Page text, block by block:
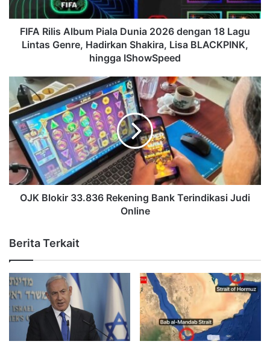
FIFA Rilis Album Piala Dunia 2026 dengan 18 Lagu
Lintas Genre, Hadirkan Shakira, Lisa BLACKPINK,
hingga IShowSpeed
OJK Blokir 33.836 Rekening Bank Terindikasi Judi
Online
Berita Terkait